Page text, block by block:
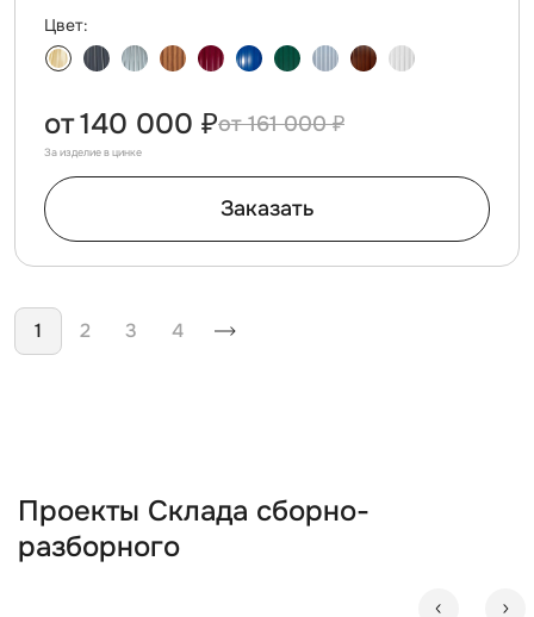
Цвет:
161 000 ₽
от140 000 ₽
За изделие в цинке
Заказать
Нумерация страниц
1 2 3 4
Проекты Склада сборно-
разборного